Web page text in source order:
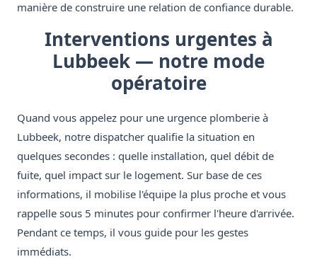
manière de construire une relation de confiance durable.
Interventions urgentes à
Lubbeek — notre mode
opératoire
Quand vous appelez pour une urgence plomberie à
Lubbeek, notre dispatcher qualifie la situation en
quelques secondes : quelle installation, quel débit de
fuite, quel impact sur le logement. Sur base de ces
informations, il mobilise l'équipe la plus proche et vous
rappelle sous 5 minutes pour confirmer l'heure d'arrivée.
Pendant ce temps, il vous guide pour les gestes
immédiats.